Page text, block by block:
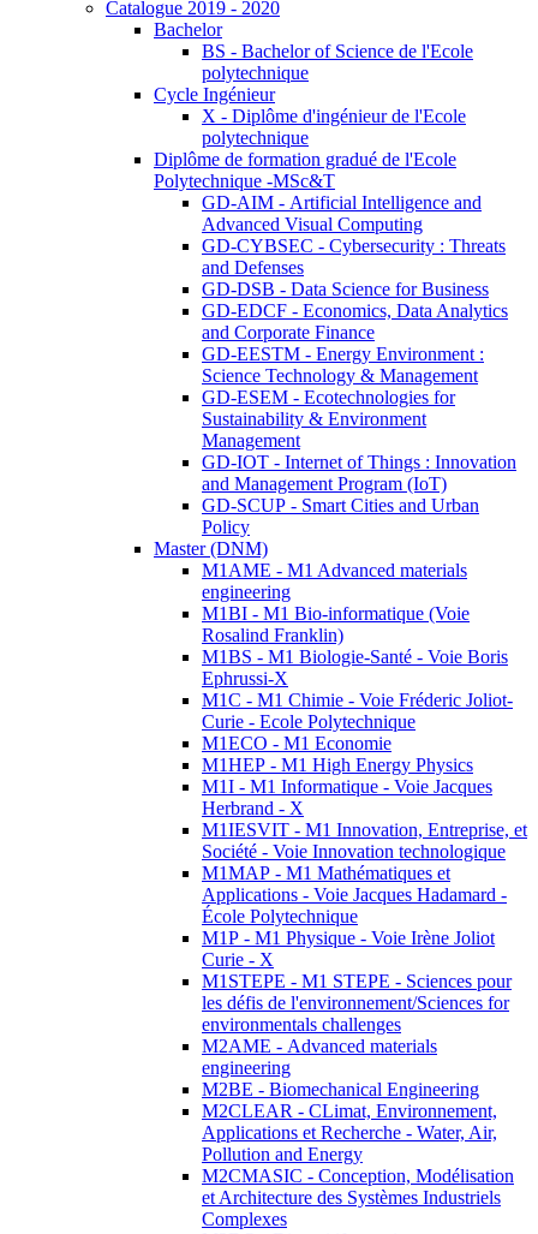
Catalogue 2019 - 2020
Bachelor
BS - Bachelor of Science de l'Ecole
polytechnique
Cycle Ingénieur
X - Diplôme d'ingénieur de l'Ecole
polytechnique
Diplôme de formation gradué de l'Ecole
Polytechnique -MSc&T
GD-AIM - Artificial Intelligence and
Advanced Visual Computing
GD-CYBSEC - Cybersecurity : Threats
and Defenses
GD-DSB - Data Science for Business
GD-EDCF - Economics, Data Analytics
and Corporate Finance
GD-EESTM - Energy Environment :
Science Technology & Management
GD-ESEM - Ecotechnologies for
Sustainability & Environment
Management
GD-IOT - Internet of Things : Innovation
and Management Program (IoT)
GD-SCUP - Smart Cities and Urban
Policy
Master (DNM)
M1AME - M1 Advanced materials
engineering
M1BI - M1 Bio-informatique (Voie
Rosalind Franklin)
M1BS - M1 Biologie-Santé - Voie Boris
Ephrussi-X
M1C - M1 Chimie - Voie Fréderic Joliot-
Curie - Ecole Polytechnique
M1ECO - M1 Economie
M1HEP - M1 High Energy Physics
M1I - M1 Informatique - Voie Jacques
Herbrand - X
M1IESVIT - M1 Innovation, Entreprise, et
Société - Voie Innovation technologique
M1MAP - M1 Mathématiques et
Applications - Voie Jacques Hadamard -
École Polytechnique
M1P - M1 Physique - Voie Irène Joliot
Curie - X
M1STEPE - M1 STEPE - Sciences pour
les défis de l'environnement/Sciences for
environmentals challenges
M2AME - Advanced materials
engineering
M2BE - Biomechanical Engineering
M2CLEAR - CLimat, Environnement,
Applications et Recherche - Water, Air,
Pollution and Energy
M2CMASIC - Conception, Modélisation
et Architecture des Systèmes Industriels
Complexes